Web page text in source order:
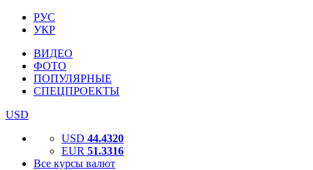
РУС
УКР
ВИДЕО
ФОТО
ПОПУЛЯРНЫЕ
СПЕЦПРОЕКТЫ
USD
USD 44.4320
EUR 51.3316
Все курсы валют